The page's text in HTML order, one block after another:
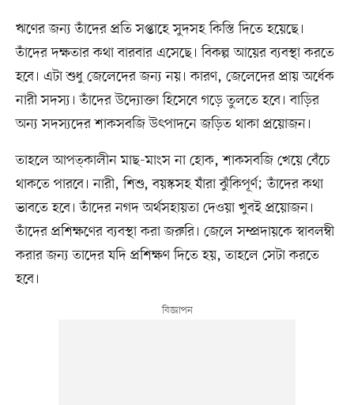
ঋণের জন্য তাঁদের প্রতি সপ্তাহে সুদসহ কিস্তি দিতে হয়েছে।
তাঁদের দক্ষতার কথা বারবার এসেছে। বিকল্প আয়ের ব্যবস্থা করতে
হবে। এটা শুধু জেলেদের জন্য নয়। কারণ, জেলেদের প্রায় অর্ধেক
নারী সদস্য। তাঁদের উদ্যোক্তা হিসেবে গড়ে তুলতে হবে। বাড়ির
অন্য সদস্যদের শাকসবজি উৎপাদনে জড়িত থাকা প্রয়োজন।
তাহলে আপত্কালীন মাছ-মাংস না হোক, শাকসবজি খেয়ে বেঁচে
থাকতে পারবে। নারী, শিশু, বয়স্কসহ যাঁরা ঝুঁকিপূর্ণ; তাঁদের কথা
ভাবতে হবে। তাঁদের নগদ অর্থসহায়তা দেওয়া খুবই প্রয়োজন।
তাঁদের প্রশিক্ষণের ব্যবস্থা করা জরুরি। জেলে সম্প্রদায়কে স্বাবলম্বী
করার জন্য তাদের যদি প্রশিক্ষণ দিতে হয়, তাহলে সেটা করতে
হবে।